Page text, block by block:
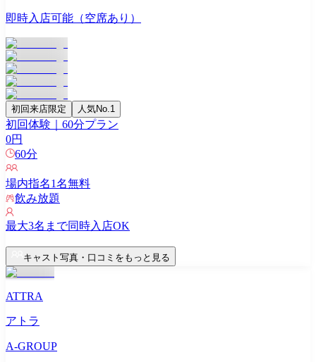
即時入店可能（空席あり）
初回来店限定 人気No.1
初回体験｜60分プラン
0円
60分
場内指名1名無料
飲み放題
最大3名まで同時入店OK
キャスト写真・口コミをもっと見る
ATTRA
アトラ
A-GROUP